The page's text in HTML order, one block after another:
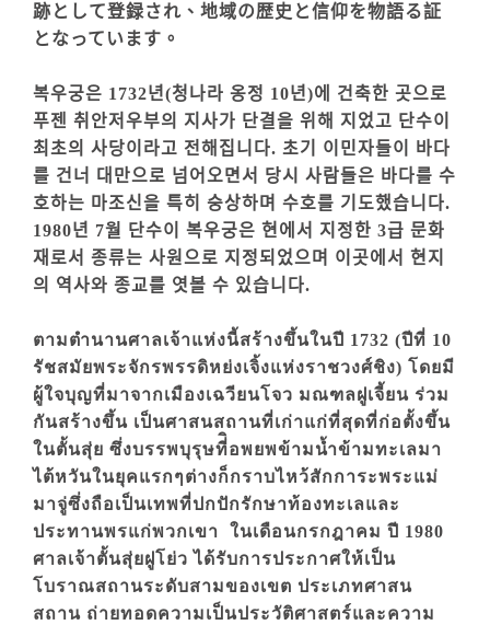
跡として登録され、地域の歴史と信仰を物語る証
となっています。
복우궁은 1732년(청나라 옹정 10년)에 건축한 곳으로
푸젠 취안저우부의 지사가 단결을 위해 지었고 단수이
최초의 사당이라고 전해집니다. 초기 이민자들이 바다
를 건너 대만으로 넘어오면서 당시 사람들은 바다를 수
호하는 마조신을 특히 숭상하며 수호를 기도했습니다.
1980년 7월 단수이 복우궁은 현에서 지정한 3급 문화
재로서 종류는 사원으로 지정되었으며 이곳에서 현지
의 역사와 종교를 엿볼 수 있습니다.
ตามตำนานศาลเจ้าแห่งนี้สร้างขึ้นในปี 1732 (ปีที่ 10
รัชสมัยพระจักรพรรดิหย่งเจิ้งแห่งราชวงศ์ชิง) โดยมี
ผู้ใจบุญที่มาจากเมืองเฉวียนโจว มณฑลฝูเจี้ยน ร่วม
กันสร้างขึ้น เป็นศาสนสถานที่เก่าแก่ที่สุดที่ก่อตั้งขึ้น
ในตั้นสุ่ย ซึ่งบรรพบุรุษที่ิอพยพข้ามน้ำข้ามทะเลมา
ไต้หวันในยุคแรกๆต่างก็กราบไหว้สักการะพระแม่
มาจู่ซึ่งถือเป็นเทพที่ปกปักรักษาท้องทะเลและ
ประทานพรแก่พวกเขา ในเดือนกรกฎาคม ปี 1980
ศาลเจ้าตั้นสุ่ยฝูโย่ว ได้รับการประกาศให้เป็น
โบราณสถานระดับสามของเขต ประเภทศาสน
สถาน ถ่ายทอดความเป็นประวัติศาสตร์และความ